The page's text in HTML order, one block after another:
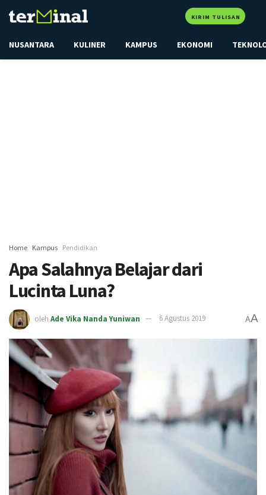
KIRIM TULISAN
NUSANTARA KULINER KAMPUS EKONOMI
Home Kampus Pendidikan
Apa Salahnya Belajar dari
Lucinta Luna?
oleh Ade Vika Nanda Yuniwan 6 Agustus 2019 AA